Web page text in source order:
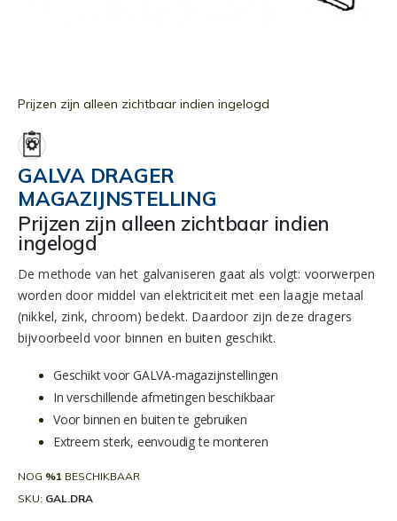
naar
begin
van
de
afbeeldingen-
gallerij
GALVA DRAGER
MAGAZIJNSTELLING
Prijzen zijn alleen zichtbaar indien
ingelogd
De methode van het galvaniseren gaat als volgt: voorwerpen
worden door middel van elektriciteit met een laagje metaal
(nikkel, zink, chroom) bedekt. Daardoor zijn deze dragers
bijvoorbeeld voor binnen en buiten geschikt.
Geschikt voor GALVA-magazijnstellingen
In verschillende afmetingen beschikbaar
Voor binnen en buiten te gebruiken
Extreem sterk, eenvoudig te monteren
NOG %1 BESCHIKBAAR
SKU GAL.DRA
Prijzen zijn alleen zichtbaar indien ingelogd